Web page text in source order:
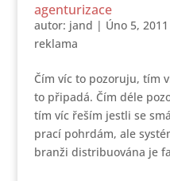
agenturizace
autor: jand | Úno 5, 2011
reklama
Čím víc to pozoruju, tím
to připadá. Čím déle
tím víc řeším jestli se
prací pohrdám, ale
branži distribuována je